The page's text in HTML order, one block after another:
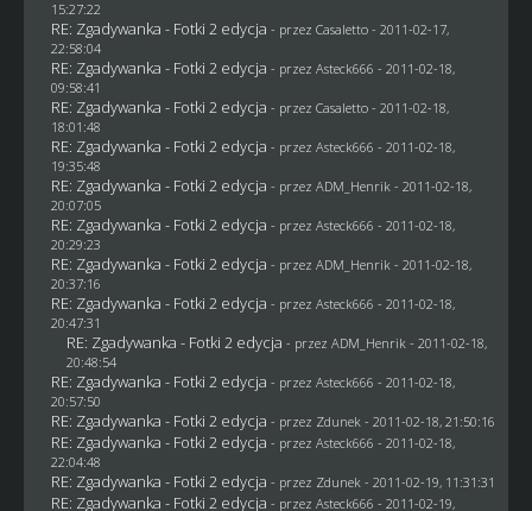
15:27:22
RE: Zgadywanka - Fotki 2 edycja - przez Casaletto- 2011-02-17,
22:58:04
RE: Zgadywanka - Fotki 2 edycja - przez Asteck666 - 2011-02-18,
09:58:41
RE: Zgadywanka - Fotki 2 edycja - przez Casaletto- 2011-02-18,
18:01:48
RE: Zgadywanka - Fotki 2 edycja - przez Asteck666 - 2011-02-18,
19:35:48
RE: Zgadywanka - Fotki 2 edycja - przez ADM_Henrik - 2011-02-18,
20:07:05
RE: Zgadywanka - Fotki 2 edycja - przez Asteck666 - 2011-02-18,
20:29:23
RE: Zgadywanka - Fotki 2 edycja - przez ADM_Henrik - 2011-02-18,
20:37:16
RE: Zgadywanka - Fotki 2 edycja - przez Asteck666 - 2011-02-18,
20:47:31
RE: Zgadywanka - Fotki 2 edycja - przez ADM_Henrik - 2011-02-18,
20:48:54
RE: Zgadywanka - Fotki 2 edycja - przez Asteck666 - 2011-02-18,
20:57:50
RE: Zgadywanka - Fotki 2 edycja - przez Zdunek - 2011-02-18, 21:50:16
RE: Zgadywanka - Fotki 2 edycja - przez Asteck666 - 2011-02-18,
22:04:48
RE: Zgadywanka - Fotki 2 edycja - przez Zdunek - 2011-02-19, 11:31:31
RE: Zgadywanka - Fotki 2 edycja - przez Asteck666 - 2011-02-19,